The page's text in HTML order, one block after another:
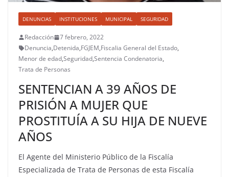
DENUNCIAS INSTITUCIONES MUNICIPAL SEGURIDAD
Redacción
7 febrero, 2022
Denuncia,Detenida,FGJEM,Fiscalia General del Estado,
Menor de edad,Seguridad,Sentencia Condenatoria,
Trata de Personas
SENTENCIAN A 39 AÑOS DE
PRISIÓN A MUJER QUE
PROSTITUÍA A SU HIJA DE NUEVE
AÑOS
El Agente del Ministerio Público de la Fiscalía
Especializada de Trata de Personas de esta Fiscalía